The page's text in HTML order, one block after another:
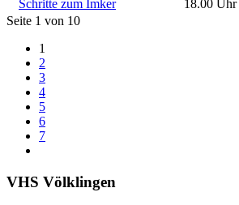
Schritte zum Imker 18.00 Uhr
Seite 1 von 10
1
2
3
4
5
6
7
VHS Völklingen